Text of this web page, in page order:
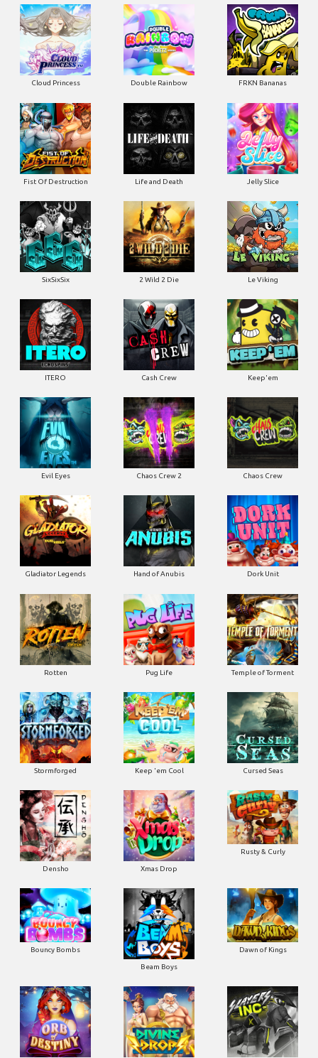
Cloud Princess Double Rainbow FRKN Bananas
Fist Of Destruction Life and Death Jelly Slice
SixSixSix 2 Wild 2 Die Le Viking
ITERO Cash Crew Keep'em
Evil Eyes Chaos Crew 2 Chaos Crew
Gladiator Legends Hand of Anubis Dork Unit
Rotten Pug Life Temple of Torment
Stormforged Keep 'em Cool Cursed Seas
Densho Xmas Drop
Rusty & Curly
Bouncy Bombs
Beam Boys
Dawn of Kings